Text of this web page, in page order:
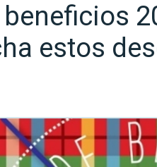
beneficios
estos